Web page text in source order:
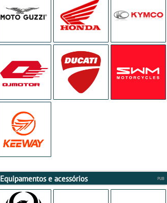
Equipamentos e acessórios